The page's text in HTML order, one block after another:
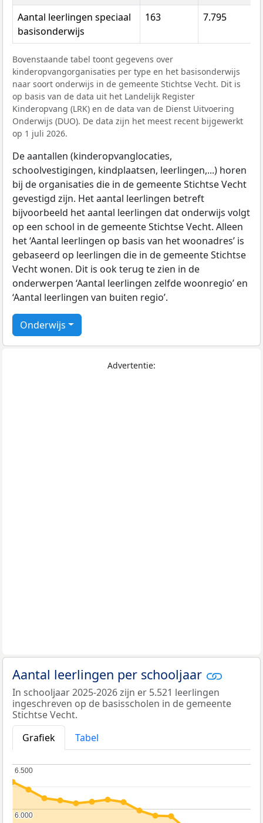
Aantal leerlingen speciaal
basisonderwijs
163 7.795
Bovenstaande tabel toont gegevens over
kinderopvangorganisaties per type en het basisonderwijs
naar soort onderwijs in de gemeente Stichtse Vecht. Dit is
op basis van de data uit het Landelijk Register
Kinderopvang (LRK) en de data van de Dienst Uitvoering
Onderwijs (DUO). De data zijn het meest recent bijgewerkt
op 1 juli 2026.
De aantallen (kinderopvanglocaties,
schoolvestigingen, kindplaatsen, leerlingen,...) horen
bij de organisaties die in de gemeente Stichtse Vecht
gevestigd zijn. Het aantal leerlingen betreft
bijvoorbeeld het aantal leerlingen dat onderwijs volgt
op een school in de gemeente Stichtse Vecht. Alleen
het ‘Aantal leerlingen op basis van het woonadres’ is
gebaseerd op leerlingen die in de gemeente Stichtse
Vecht wonen. Dit is ook terug te zien in de
onderwerpen ‘Aantal leerlingen zelfde woonregio’ en
‘Aantal leerlingen van buiten regio’.
Onderwijs
Advertentie:
Aantal leerlingen per schooljaar
In schooljaar 2025-2026 zijn er 5.521 leerlingen
ingeschreven op de basisscholen in de gemeente
Stichtse Vecht.
Grafiek
Tabel
6.000
6.000
6.500
6.500